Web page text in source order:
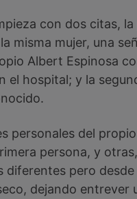
con dos citas, la
misma mujer, una
Albert Espinosa
el hospital; y la
personales del
persona, y
diferentes pero
dejando entrever